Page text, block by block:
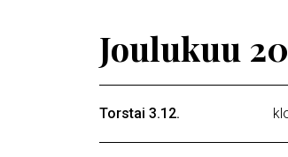
Joulukuu
Torstai 3.12.